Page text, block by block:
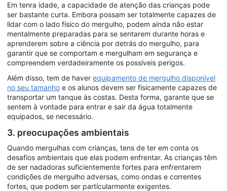
Em tenra idade, a capacidade de atenção das crianças pode
ser bastante curta. Embora possam ser totalmente capazes de
lidar com o lado físico do mergulho, podem ainda não estar
mentalmente preparadas para se sentarem durante horas e
aprenderem sobre a ciência por detrás do mergulho, para
garantir que se comportam e mergulham em segurança e
compreendem verdadeiramente os possíveis perigos.
Além disso, tem de haver equipamento de mergulho disponível
no seu tamanho e os alunos devem ser fisicamente capazes de
transportar um tanque às costas. Desta forma, garante que se
sentem à vontade para entrar e sair da água totalmente
equipados, se necessário.
3. preocupações ambientais
Quando mergulhas com crianças, tens de ter em conta os
desafios ambientais que elas podem enfrentar. As crianças têm
de ser nadadoras suficientemente fortes para enfrentarem
condições de mergulho adversas, como ondas e correntes
fortes, que podem ser particularmente exigentes.